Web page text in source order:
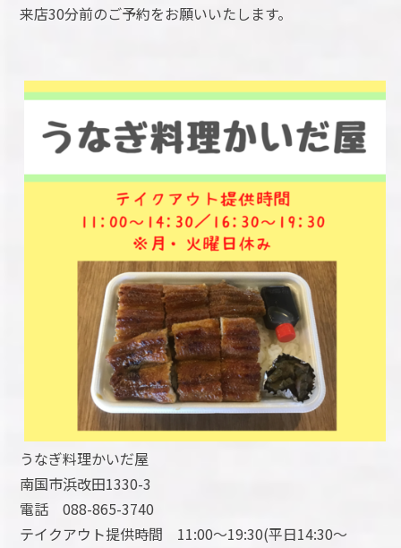
来店30分前のご予約をお願いいたします。
うなぎ料理かいだ屋
南国市浜改田1330-3
電話 088-865-3740
テイクアウト提供時間 11:00～19:30(平日14:30～